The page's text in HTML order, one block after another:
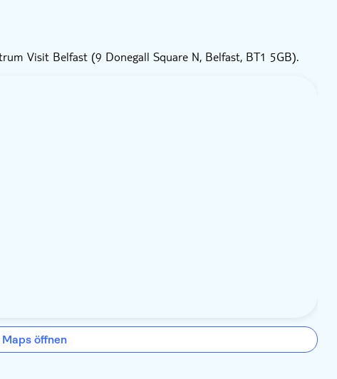
Visit Belfast (9 Donegall Square N, Belfast, BT1 5GB).
Maps öffnen